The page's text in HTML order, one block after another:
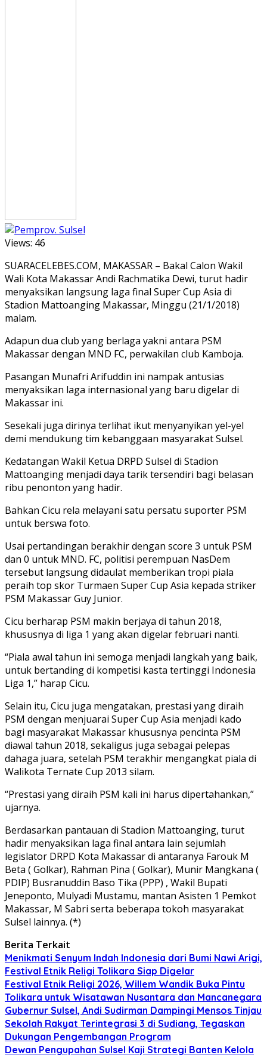
Views: 46
SUARACELEBES.COM, MAKASSAR – Bakal Calon Wakil
Wali Kota Makassar Andi Rachmatika Dewi, turut hadir
menyaksikan langsung laga final Super Cup Asia di
Stadion Mattoanging Makassar, Minggu (21/1/2018)
malam.
Adapun dua club yang berlaga yakni antara PSM
Makassar dengan MND FC, perwakilan club Kamboja.
Pasangan Munafri Arifuddin ini nampak antusias
menyaksikan laga internasional yang baru digelar di
Makassar ini.
Sesekali juga dirinya terlihat ikut menyanyikan yel-yel
demi mendukung tim kebanggaan masyarakat Sulsel.
Kedatangan Wakil Ketua DRPD Sulsel di Stadion
Mattoanging menjadi daya tarik tersendiri bagi belasan
ribu penonton yang hadir.
Bahkan Cicu rela melayani satu persatu suporter PSM
untuk berswa foto.
Usai pertandingan berakhir dengan score 3 untuk PSM
dan 0 untuk MND. FC, politisi perempuan NasDem
tersebut langsung didaulat memberikan tropi piala
peraih top skor Turmaen Super Cup Asia kepada striker
PSM Makassar Guy Junior.
Cicu berharap PSM makin berjaya di tahun 2018,
khususnya di liga 1 yang akan digelar februari nanti.
“Piala awal tahun ini semoga menjadi langkah yang baik,
untuk bertanding di kompetisi kasta tertinggi Indonesia
Liga 1,” harap Cicu.
Selain itu, Cicu juga mengatakan, prestasi yang diraih
PSM dengan menjuarai Super Cup Asia menjadi kado
bagi masyarakat Makassar khususnya pencinta PSM
diawal tahun 2018, sekaligus juga sebagai pelepas
dahaga juara, setelah PSM terakhir mengangkat piala di
Walikota Ternate Cup 2013 silam.
“Prestasi yang diraih PSM kali ini harus dipertahankan,”
ujarnya.
Berdasarkan pantauan di Stadion Mattoanging, turut
hadir menyaksikan laga final antara lain sejumlah
legislator DRPD Kota Makassar di antaranya Farouk M
Beta ( Golkar), Rahman Pina ( Golkar), Munir Mangkana (
PDIP) Busranuddin Baso Tika (PPP) , Wakil Bupati
Jeneponto, Mulyadi Mustamu, mantan Asisten 1 Pemkot
Makassar, M Sabri serta beberapa tokoh masyarakat
Sulsel lainnya. (*)
Berita Terkait
Menikmati Senyum Indah Indonesia dari Bumi Nawi Arigi,
Festival Etnik Religi Tolikara Siap Digelar
Festival Etnik Religi 2026, Willem Wandik Buka Pintu
Tolikara untuk Wisatawan Nusantara dan Mancanegara
Gubernur Sulsel, Andi Sudirman Dampingi Mensos Tinjau
Sekolah Rakyat Terintegrasi 3 di Sudiang, Tegaskan
Dukungan Pengembangan Program
Dewan Pengupahan Sulsel Kaji Strategi Banten Kelola